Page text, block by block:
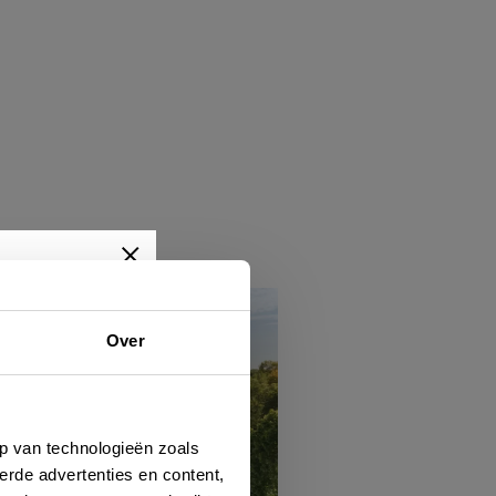
Over
van technologieën zoals
advertenties en content,